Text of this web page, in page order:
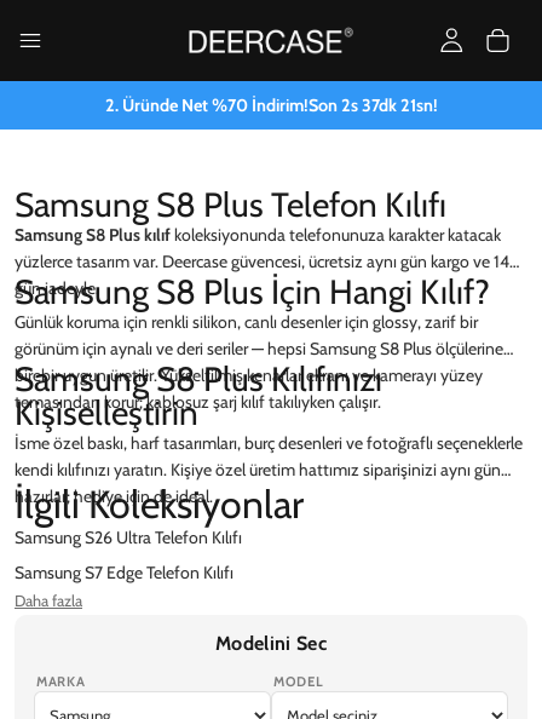
2. Üründe Net %70 İndirim!Son2s37dk21sn!
Samsung S8 Plus Telefon Kılıfı
Samsung S8 Plus kılıfkoleksiyonunda telefonunuza karakter katacak
yüzlerce tasarım var. Deercase güvencesi, ücretsiz aynı gün kargo ve 14
gün iadeyle.
Samsung S8 Plus İçin Hangi Kılıf?
Günlük koruma için renkli silikon, canlı desenler için glossy, zarif bir
görünüm için aynalı ve deri seriler — hepsi Samsung S8 Plus ölçülerine
birebir uygun üretilir. Yükseltilmiş kenarlar ekranı ve kamerayı yüzey
temasından korur; kablosuz şarj kılıf takılıyken çalışır.
Samsung S8 Plus Kılıfınızı
Kişiselleştirin
İsme özel baskı, harf tasarımları, burç desenleri ve fotoğraflı seçeneklerle
kendi kılıfınızı yaratın. Kişiye özel üretim hattımız siparişinizi aynı gün
hazırlar; hediye için de ideal.
İlgili Koleksiyonlar
Samsung S26 Ultra Telefon Kılıfı
Samsung S7 Edge Telefon Kılıfı
Samsung S8 Telefon Kılıfı
Samsung S9 Plus Telefon Kılıfı
Daha fazla
Modelini Sec
MARKA MODEL